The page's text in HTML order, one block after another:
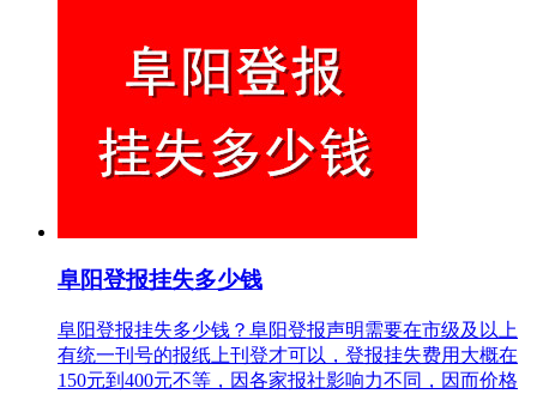
阜阳登报挂失多少钱
阜阳登报挂失多少钱？阜阳登报声明需要在市级及以上
有统一刊号的报纸上刊登才可以，登报挂失费用大概在
150元到400元不等，因各家报社影响力不同，因而价格